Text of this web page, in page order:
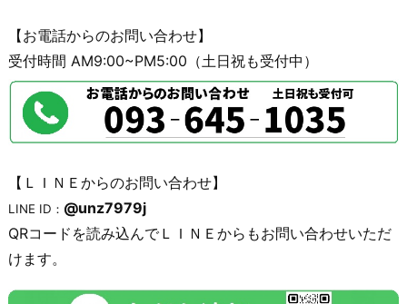
【お電話からのお問い合わせ】
受付時間 AM9:00~PM5:00（土日祝も受付中）
【ＬＩＮＥからのお問い合わせ】
LINE ID： @unz7979j
QRコードを読み込んでＬＩＮＥからもお問い合わせいただ
けます。